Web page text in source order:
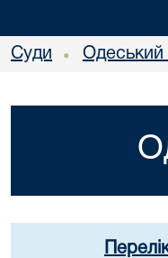
Суди • Одеський